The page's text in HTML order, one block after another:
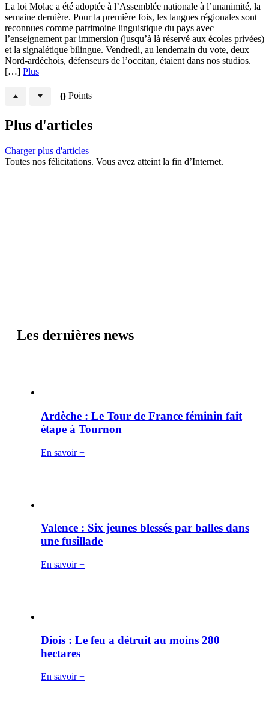
La loi Molac a été adoptée à l’Assemblée nationale à l’unanimité, la
semaine dernière. Pour la première fois, les langues régionales sont
reconnues comme patrimoine linguistique du pays avec
l’enseignement par immersion (jusqu’à là réservé aux écoles privées)
et la signalétique bilingue. Vendredi, au lendemain du vote, deux
Nord-ardéchois, défenseurs de l’occitan, étaient dans nos studios.
[…] Plus
0 Points
Plus d'articles
Charger plus d'articles
Toutes nos félicitations. Vous avez atteint la fin d’Internet.
Les dernières news
Ardèche : Le Tour de France féminin fait
étape à Tournon
En savoir +
Valence : Six jeunes blessés par balles dans
une fusillade
En savoir +
Diois : Le feu a détruit au moins 280
hectares
En savoir +